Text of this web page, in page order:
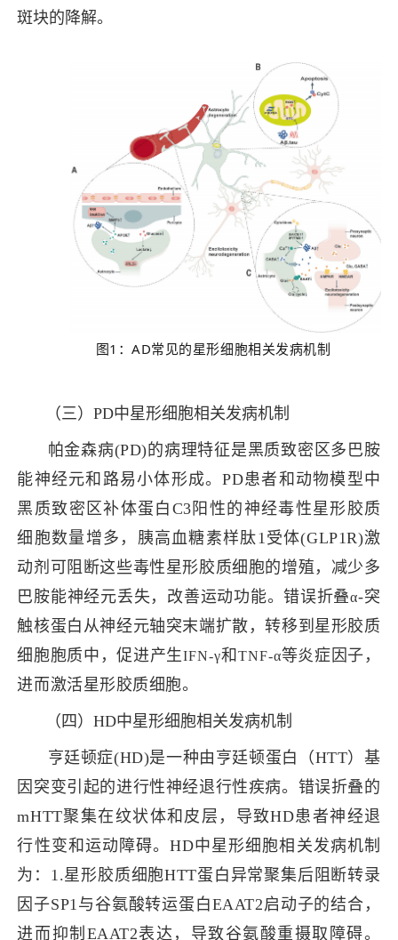
斑块的降解。
图1：AD常见的星形细胞相关发病机制
（三）PD中星形细胞相关发病机制
帕金森病(PD)的病理特征是黑质致密区多巴胺
能神经元和路易小体形成。PD患者和动物模型中
黑质致密区补体蛋白C3阳性的神经毒性星形胶质
细胞数量增多，胰高血糖素样肽1受体(GLP1R)激
动剂可阻断这些毒性星形胶质细胞的增殖，减少多
巴胺能神经元丢失，改善运动功能。错误折叠α-突
触核蛋白从神经元轴突末端扩散，转移到星形胶质
细胞胞质中，促进产生IFN-γ和 TNF-α等炎症因子，
进而激活星形胶质细胞。
（四）HD中星形细胞相关发病机制
亨廷顿症(HD)是一种由亨廷顿蛋白（HTT）基
因突变引起的进行性神经退行性疾病。错误折叠的
mHTT聚集在纹状体和皮层，导致HD患者神经退
行性变和运动障碍。HD中星形细胞相关发病机制
为：1.星形胶质细胞HTT蛋白异常聚集后阻断转录
因子SP1与谷氨酸转运蛋白EAAT2启动子的结合，
进而抑制EAAT2表达，导致谷氨酸重摄取障碍。